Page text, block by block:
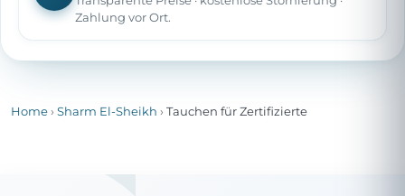
Zahlung vor Ort.
Home › Sharm El-Sheikh › Tauchen für Zertifizierte